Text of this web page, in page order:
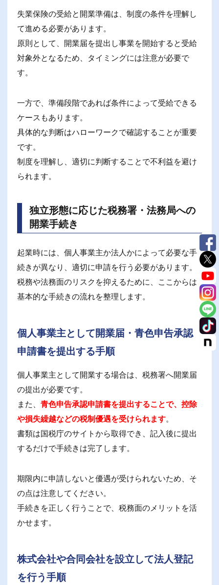
失業保険の受給と開業準備は、制度の条件を理解し
て進める必要があります。
原則として、開業届を提出し事業を開始すると受給
対象外となるため、タイミングには注意が必要で
す。
一方で、準備段階であれば条件によって受給できる
ケースもあります。
具体的な判断はハローワークで確認することが重要
です。
制度を理解し、適切に判断することで不利益を避け
られます。
独立形態に応じた税務署・法務局への
開業手続き
起業時には、個人事業主か法人かによって必要な手
続きが異なり、適切に申請を行う必要があります。
税務や法務面のリスクを抑えるために、ここからは
基本的な手続きの流れを整理します。
個人事業主として開業届・青色申告承認
申請書を提出する手順
個人事業主として開業する場合は、税務署へ開業届
の提出が必要です。
また、 青色申告承認申請書を提出することで、控除
や損失繰越などの税制優遇を受けられます。
書類は国税庁のサイトから取得でき、記入後に提出
するだけで手続きは完了します。
期限内に申請しないと優遇が受けられないため、そ
の点は注意してください。
手続きを正しく行うことで、税務面のメリットを活
かせます。
株式会社や合同会社を設立して法人登記
を行う手順